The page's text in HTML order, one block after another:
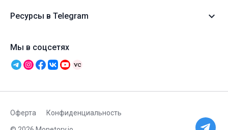
Ресурсы в Telegram
Мы в соцсетях
Оферта Конфиденциальность